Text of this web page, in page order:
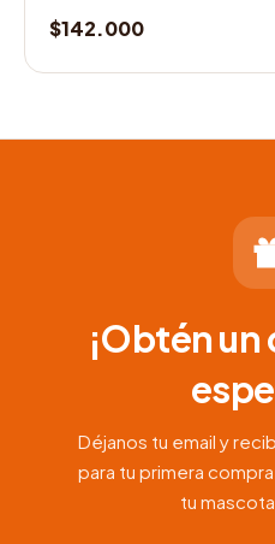
$142.000
¡Obtén
Déjanos tu email y
para tu primera
tu